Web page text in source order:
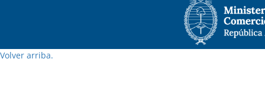
Volver arriba.